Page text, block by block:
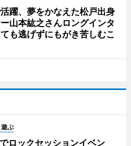
躍、夢をかなえた松戸出身
山本紘之さんロングインタ
も逃げずにもがき苦しむこ
ぶ
ロックセッションイベン